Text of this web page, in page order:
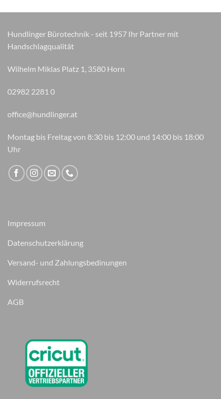
Produktseite
gewählt
Hundlinger Bürotechnik - seit 1957 Ihr Partner mit
Handschlagqualität
Wilhelm Miklas Platz 1, 3580 Horn
02982 2281 0
office@hundlinger.at
Montag bis Freitag von 8:30 bis 12:00 und 14:00 bis 18:00
Uhr
Impressum
Datenschutzerklärung
Versand- und Zahlungsbedinungen
Widerrufsrecht
AGB